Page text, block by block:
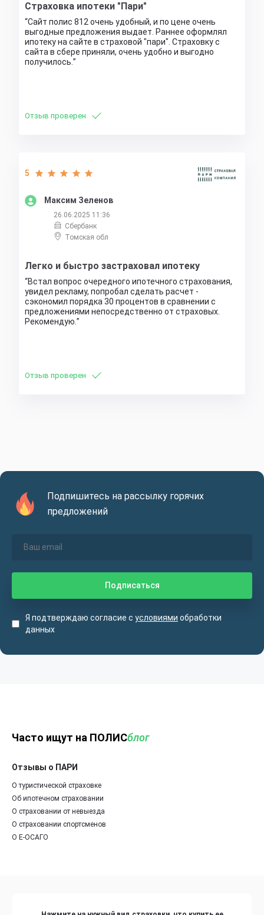
Страховка ипотеки "Пари"
Сайт полис 812 очень удобный, и по цене очень
выгодные предложения выдает. Раннее оформлял
ипотеку на сайте в страховой "пари". Страховку с
сайта в сбере приняли, очень удобно и выгодно
получилось.
Отзыв проверен
Максим Зеленов
5
26.06.2025 11:36
Сбербанк
Томская обл
Легко и быстро застраховал ипотеку
Встал вопрос очередного ипотечного страхования,
увидел рекламу, попробал сделать расчет -
сэкономил порядка 30 процентов в сравнении с
предложениями непосредственно от страховых.
Рекомендую.
Отзыв проверен
Подпишитесь на рассылку горячих
предложений
Я подтверждаю согласие с условиями обработки
данных
Часто ищут на ПОЛИСблог
Отзывы о ПАРИ
О туристической страховке
Об ипотечном страховании
О страховании от невыезда
О страховании спортсменов
О Е-ОСАГО